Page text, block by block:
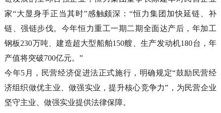
家“大显身手正当其时”感触颇深：“恒力集团加快延链、补
链、强链步伐。今年恒力重工一期二期全面达产后，年加工
钢板230万吨、建造超大型船舶150艘、生产发动机180台，年
产值将突破700亿元。”
今年5月，民营经济促进法正式施行，明确规定“鼓励民营经
济组织做优主业、做强实业，提升核心竞争力”，为民营企业
坚守主业、做强实业提供法律保障。